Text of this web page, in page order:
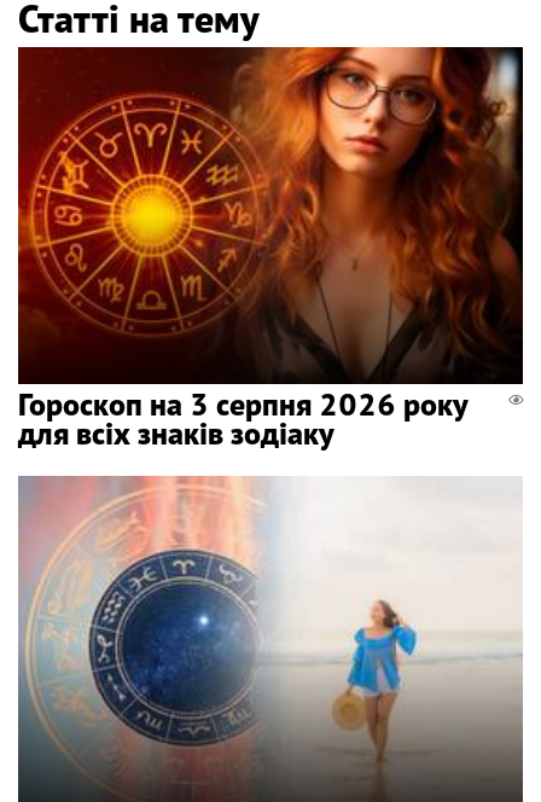
Статті на тему
Гороскоп на 3 серпня 2026 року
для всіх знаків зодіаку